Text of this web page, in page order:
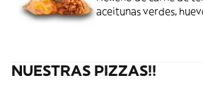
aceitunas verdes,
NUESTRAS PIZZAS!!